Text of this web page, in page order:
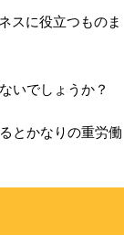
スに役立つものま
いでしょうか？
とかなりの重労働